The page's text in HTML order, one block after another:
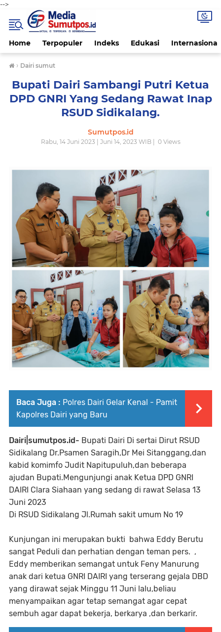
-->
Home Terpopuler Indeks Edukasi Internasional
› Dairi sumut
Bupati Dairi Sambangi Putri Ketua
DPD GNRI Yang Sedang Rawat Inap
RSUD Sidikalang.
Sumutpos.id
Rabu, 14 Juni 2023 | Juni 14, 2023 WIB | 0Views
Baca Juga : Polres Dairi Gelar Kenal - Pamit
Kapolres Dairi yang Baru
Dairi|sumutpos.id- Bupati Dairi Di sertai Dirut RSUD
Sidikalang Dr.Psamen Saragih,Dr Mei Sitanggang,dan
kabid komimfo Judit Napitupuluh,dan beberapa
ajudan Bupati.Mengunjungi anak Ketua DPD GNRI
DAIRI Clara Siahaan yang sedang di rawat Selasa 13
Juni 2023
Di RSUD Sidikalang Jl.Rumah sakit umum No 19
Kunjungan ini merupakan bukti bahwa Eddy Berutu
sangat Peduli dan perhatian dengan teman pers. ,
Eddy memberikan semangat untuk Feny Manurung
anak dari ketua GNRI DAIRI yang terserang gejala DBD
yang dirawat sejak Minggu 11 Juni lalu,beliau
menyampaikan agar tetap semangat agar cepat
sembuh agar dapat bekerja, berkarya ,dan berkarir.